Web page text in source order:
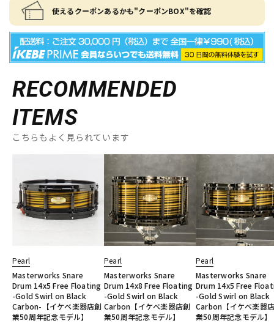
使えるクーポンあるかも"クーポンBOX"を確認
RECOMMENDED
ITEMS
こちらもよく見られています
Pearl
Masterworks Snare
Drum 14x5 Free Floating
-Gold Swirl on Black
Carbon-【イケベ楽器店創
業50周年記念モデル】
Pearl
Masterworks Snare
Drum 14x8 Free Floating
-Gold Swirl on Black
Carbon【イケベ楽器店創
業50周年記念モデル】
Pearl
Masterworks Snare
Drum 14x5 Free
-Gold Swirl on Black
Carbon【イケベ楽器
業50周年記念モデル】